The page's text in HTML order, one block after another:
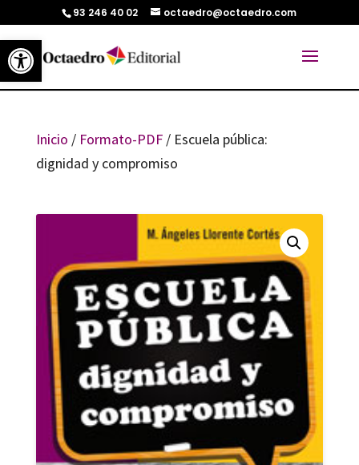
Abrir barra de herramientas
93 246 40 02 octaedro@octaedro.com
Inicio / Formato-PDF/ Escuela pública:
dignidad y compromiso